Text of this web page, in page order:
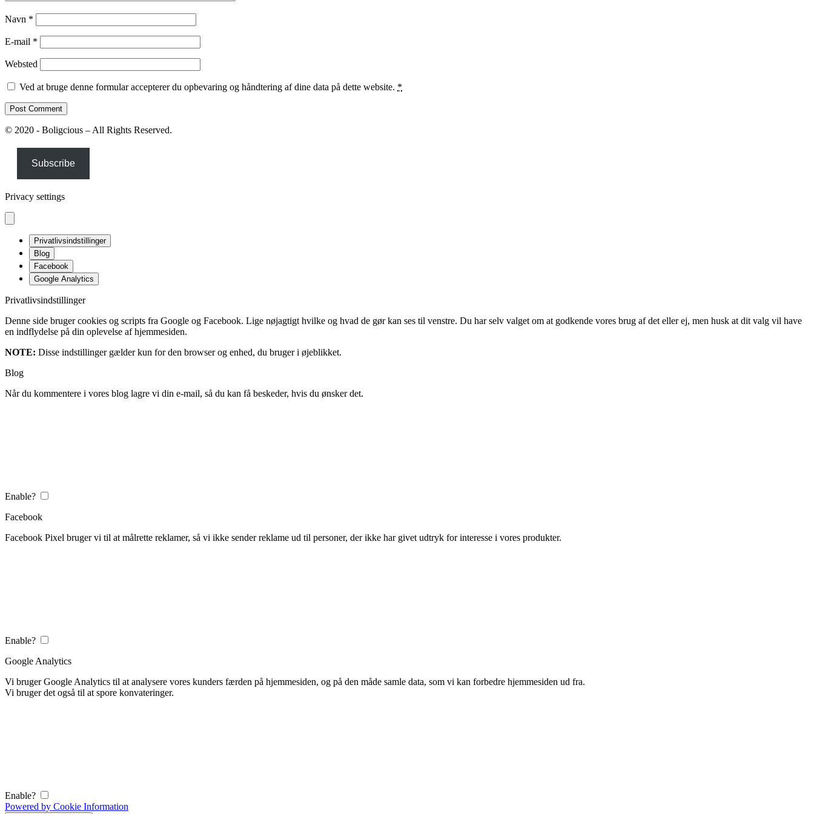
Navn *
E-mail *
Websted
Ved at bruge denne formular accepterer du opbevaring og håndtering af dine data på dette website. *
© 2020 - Boligcious – All Rights Reserved.
Subscribe
Privacy settings
Privatlivsindstillinger
Blog
Facebook
Google Analytics
Privatlivsindstillinger
Denne side bruger cookies og scripts fra Google og Facebook. Lige nøjagtigt hvilke og hvad de gør kan ses til venstre. Du har selv valget om at godkende vores brug af det eller ej, men husk at dit valg vil have
en indflydelse på din oplevelse af hjemmesiden.
NOTE: Disse indstillinger gælder kun for den browser og enhed, du bruger i øjeblikket.
Blog
Når du kommentere i vores blog lagre vi din e-mail, så du kan få beskeder, hvis du ønsker det.
Enable?
Facebook
Facebook Pixel bruger vi til at målrette reklamer, så vi ikke sender reklame ud til personer, der ikke har givet udtryk for interesse i vores produkter.
Enable?
Google Analytics
Vi bruger Google Analytics til at analysere vores kunders færden på hjemmesiden, og på den måde samle data, som vi kan forbedre hjemmesiden ud fra.
Vi bruger det også til at spore konvateringer.
Enable?
Powered by Cookie Information